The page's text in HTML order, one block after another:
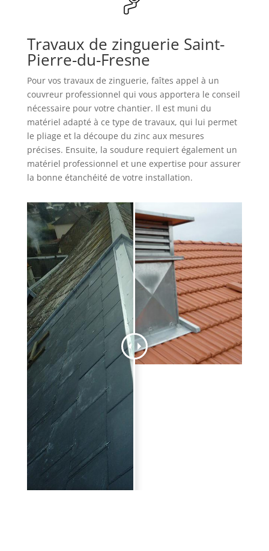
Travaux de zinguerie Saint-
Pierre-du-Fresne
Pour vos travaux de zinguerie, faîtes appel à un
couvreur professionnel qui vous apportera le conseil
nécessaire pour votre chantier. Il est muni du
matériel adapté à ce type de travaux, qui lui permet
le pliage et la découpe du zinc aux mesures
précises. Ensuite, la soudure requiert également un
matériel professionnel et une expertise pour assurer
la bonne étanchéité de votre installation.